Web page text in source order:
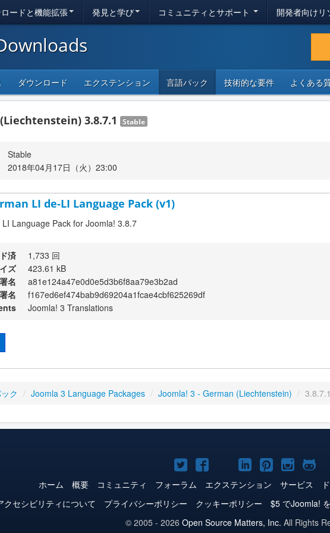
ードと機能拡張 発見と学び コミュニティとサポート 開発者向けリ
ダウンロード エクステンション 言語パック 技術的な要件 よくある
3.8.7.1 Stable
Stable
2018年04月17日（火）23:00
LI de-LI Language Pack (v1)
Language Pack for Joomla! 3.8.7
済
1,733 回
ズ
423.61 kB
名
a81e124a47e0d0e5d3b6f8aa79e3b2ad
名
f167ed6ef474bab9d69204a1fcae4cbf625269df
Joomla! 3 Translations
ク / Joomla 3 Language Packages / Joomla! 3 - German (Liechtenstein) / 3.8.7.1
Joomla!
Twitter
Joomla!
Facebook
Joomla!
YouTube
Joomla!
LinkedIn
Joomla!
Pinterest
Joomla!
ホーム 概要 コミュニティ フォーラム エクステンション サービス
クセシビリティについて
プライバシーポリシー クッキーポリシー $5 でJoomla!
© 2005 - 2026 Open Source Matters, Inc. All Rights